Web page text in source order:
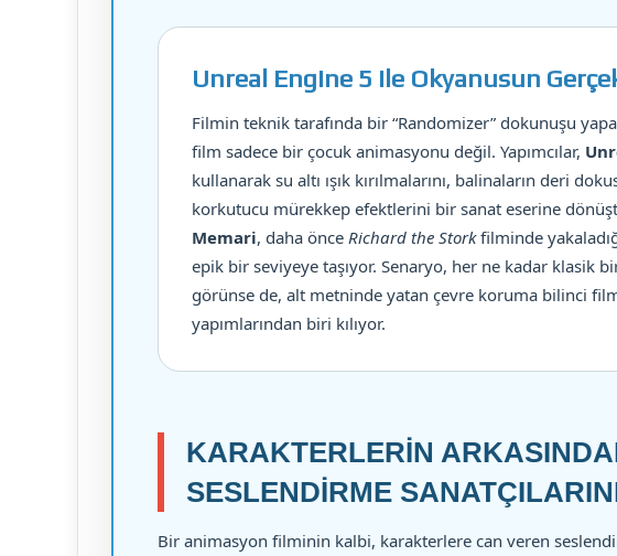
Unreal Engine 5 ile Okyanusun
Filmin teknik tarafında bir “Randomizer” dokunuşu
film sadece bir çocuk animasyonu değil. Yapımcılar,
kullanarak su altı ışık kırılmalarını, balinaların deri
korkutucu mürekkep efektlerini bir sanat eserine
Memari, daha önce Richard the Storkfilminde
epik bir seviyeye taşıyor. Senaryo, her ne kadar klasik
görünse de, alt metninde yatan çevre koruma bilinci
yapımlarından biri kılıyor.
KARAKTERLERIN
SESLENDIRME
Bir animasyon filminin kalbi, karakterlere can veren